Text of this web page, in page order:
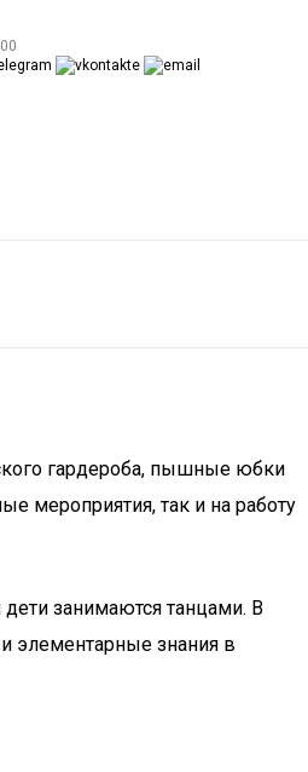
гардероба, пышные юбки
мероприятия, так и на работу
занимаются танцами. В
элементарные знания в